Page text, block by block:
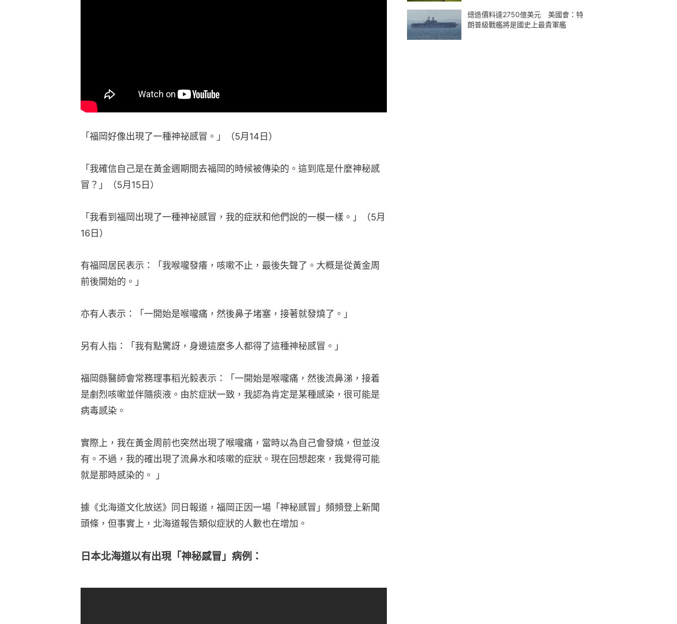
「福岡好像出現了一種神祕感冒。」（5月14日）
「我確信自己是在黃金週期間去福岡的時候被傳染的。這到底是什麼神秘感
冒？」（5月15日）
「我看到福岡出現了一種神祕感冒，我的症狀和他們說的一模一樣。」（5月
16日）
有福岡居民表示：「我喉嚨發癢，咳嗽不止，最後失聲了。大概是從黃金周
前後開始的。」
亦有人表示：「一開始是喉嚨痛，然後鼻子堵塞，接著就發燒了。」
另有人指：「我有點驚訝，身邊這麼多人都得了這種神秘感冒。」
福岡縣醫師會常務理事稻光毅表示：「一開始是喉嚨痛，然後流鼻涕，接着
是劇烈咳嗽並伴隨痰液。由於症狀一致，我認為肯定是某種感染，很可能是
病毒感染。
實際上，我在黃金周前也突然出現了喉嚨痛，當時以為自己會發燒，但並沒
有。不過，我的確出現了流鼻水和咳嗽的症狀。現在回想起來，我覺得可能
就是那時感染的。 」
據《北海道文化放送》同日報道，福岡正因一場「神秘感冒」頻頻登上新聞
頭條，但事實上，北海道報告類似症狀的人數也在增加。
日本北海道以有出現「神秘感冒」病例：
總造價料達2750億美元 美國會：特
朗普級戰艦將是國史上最貴軍艦